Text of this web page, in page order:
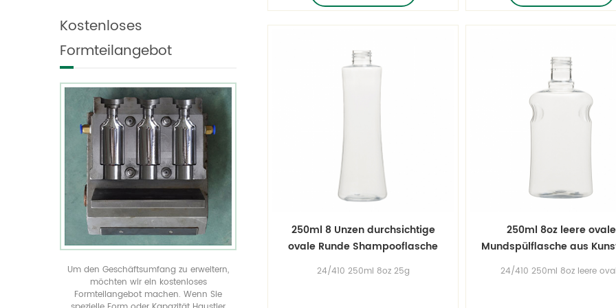
individuelle Plastikflaschenform!
durch unser kostenloses
Spritzgussangebot
250ml 8 Unzen durchsichtige
ovale Runde Shampooflasche
aus Kunststoff
24/410 250ml 8oz 25g
250ml 8oz leere ovale
Mundspülflasche aus
24/410 250ml 8oz leere
produzieren es.
allen Größen anzeigen
einzigartige
unser kostenloses
Spritzgussangebot
Kostenloses
Formteilangebot
Um den Geschäftsumfang zu erweitern,
möchten wir ein kostenloses
Formteilangebot machen. Wenn Sie